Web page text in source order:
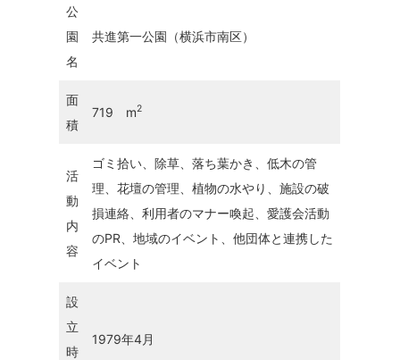
公
園
名
共進第一公園（横浜市南区）
面
積
719 m2
活
動
内
容
ゴミ拾い、除草、落ち葉かき、低木の管
理、花壇の管理、植物の水やり、施設の破
損連絡、利用者のマナー喚起、愛護会活動
のPR、地域のイベント、他団体と連携した
イベント
設
立
時
1979年4月